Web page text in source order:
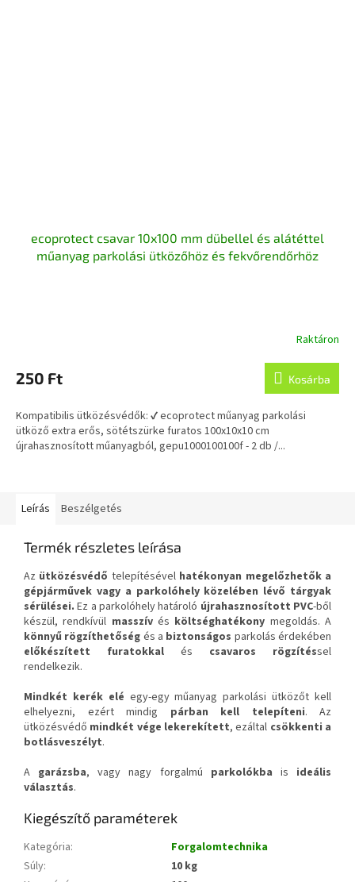
ecoprotect csavar 10x100 mm dübellel és alátéttel
műanyag parkolási ütközőhöz és fekvőrendőrhöz
Raktáron
250 Ft Kosárba
Kompatibilis ütközésvédők: ✔ ecoprotect műanyag parkolási
ütköző extra erős, sötétszürke furatos 100x10x10 cm
újrahasznosított műanyagból, gepu1000100100f - 2 db /...
Leírás Beszélgetés
Termék részletes leírása
Az ütközésvédő telepítésével hatékonyan megelőzhetők a
gépjárművek vagy a parkolóhely közelében lévő tárgyak
sérülései. Ez a parkolóhely határoló újrahasznosított PVC-ből
készül, rendkívül masszívés költséghatékony megoldás. A
könnyű rögzíthetőség és a biztonságos parkolás érdekében
előkészített furatokkal és csavaros rögzítéssel
rendelkezik.
Mindkét kerék elé egy-egy műanyag parkolási ütközőt kell
elhelyezni, ezért mindig párban kell telepíteni. Az
ütközésvédő mindkét vége lekerekített, ezáltal csökkenti a
botlásveszélyt.
A garázsba, vagy nagy forgalmú parkolókba is ideális
választás.
Kiegészítő paraméterek
Kategória:
Forgalomtechnika
Súly:
10 kg